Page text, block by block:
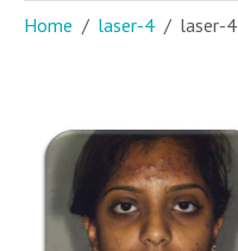
Home laser-4 laser-4